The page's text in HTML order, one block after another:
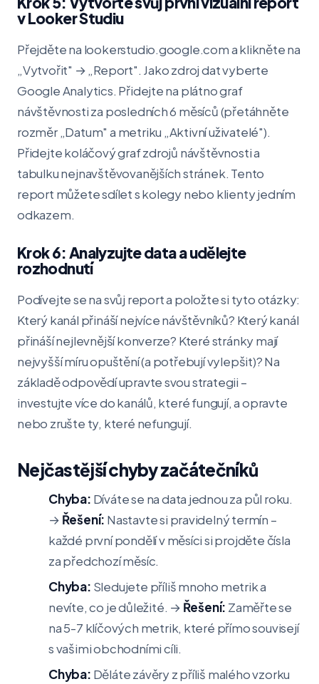
v Looker Studiu
Přejděte na lookerstudio.google.com a klikněte na
„Vytvořit" → „Report". Jako zdroj dat vyberte
Google Analytics. Přidejte na plátno graf
návštěvnosti za posledních 6 měsíců (přetáhněte
rozměr „Datum" a metriku „Aktivní uživatelé").
Přidejte koláčový graf zdrojů návštěvnosti a
tabulku nejnavštěvovanějších stránek. Tento
report můžete sdílet s kolegy nebo klienty jedním
odkazem.
Krok 6: Analyzujte data a udělejte
rozhodnutí
Podívejte se na svůj report a položte si tyto otázky:
Který kanál přináší nejvíce návštěvníků? Který kanál
přináší nejlevnější konverze? Které stránky mají
nejvyšší míru opuštění (a potřebují vylepšit)? Na
základě odpovědí upravte svou strategii –
investujte více do kanálů, které fungují, a opravte
nebo zrušte ty, které nefungují.
Nejčastější chyby začátečníků
Chyba: Díváte se na data jednou za půl roku.
→ Řešení: Nastavte si pravidelný termín –
každé první pondělí v měsíci si projděte čísla
za předchozí měsíc.
Chyba: Sledujete příliš mnoho metrik a
nevíte, co je důležité. → Řešení: Zaměřte se
na 5-7 klíčových metrik, které přímo souvisejí
s vašimi obchodními cíli.
Chyba: Děláte závěry z příliš malého vzorku